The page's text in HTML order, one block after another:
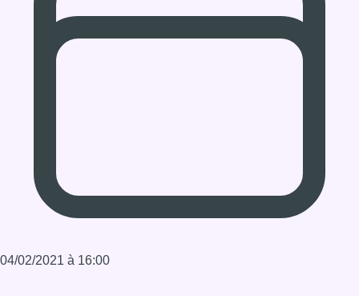
04/02/2021 à 16:00